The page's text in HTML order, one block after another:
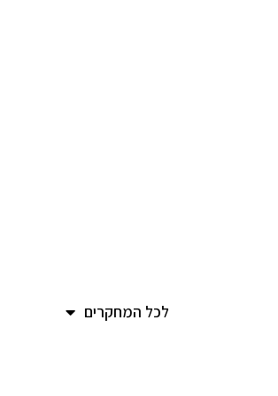
לכל המחקרים